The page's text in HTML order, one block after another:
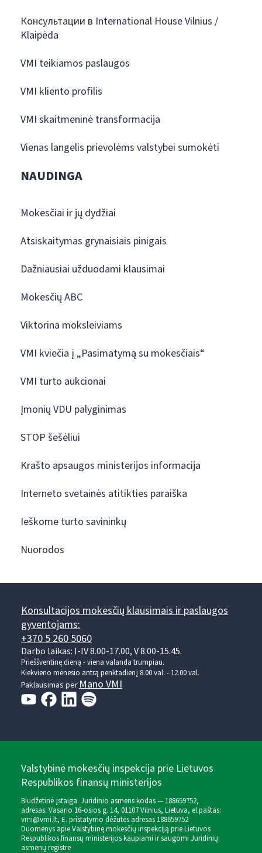
Консультации в International House Vilnius /
Klaipėda
VMI teikiamos paslaugos
VMI kliento profilis
VMI skaitmeninė transformacija
Vienas langelis prievolėms valstybei sumokėti
NAUDINGA
Mokesčiai ir jų dydžiai
Atsiskaitymas grynaisiais pinigais
Dažniausiai užduodami klausimai
Mokesčių ABC
Viktorina moksleiviams
VMI kviečia į „Pasimatymą su mokesčiais“
VMI turto aukcionai
Įmonių VDU palyginimas
STOP šešėliui
Krašto apsaugos ministerijos informacija
Interneto svetainės atitikties paraiška
Ieškome turto savininkų
Nuorodos
Konsultacijos mokesčių klausimais ir paslaugos
gyventojams:
+370 5 260 5060
Darbo laikas: I-IV 8.00-17.00, V 8.00-15.45.
Prieššventinę dieną - viena valanda trumpiau.
Kiekvieno mėnesio antrą penktadienį 8.00 val. - 12.00 val.
Paklausimas perMano VMI
Valstybinė mokesčių inspekcija prie Lietuvos
Respublikos finansų ministerijos
Biudžetinė įstaiga. Juridinio asmens kodas — 188659752,
adresas: Vasario 16-osios g. 14, 01107 Vilnius, Lietuva, el.paštas:
vmi@vmi.lt, E. pristatymo dėžutės adresas 188659752
Duomenys apie Valstybinę mokesčių inspekciją prie Lietuvos
Respublikos finansų ministerijos kaupiami ir saugomi Juridinių
asmenų registre